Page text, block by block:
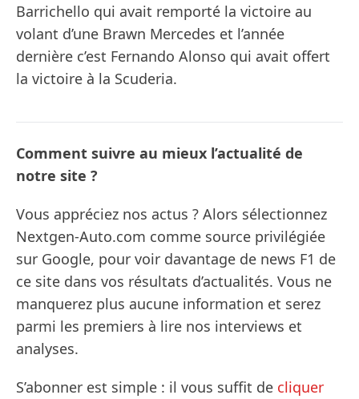
Barrichello qui avait remporté la victoire au
volant d’une Brawn Mercedes et l’année
dernière c’est Fernando Alonso qui avait offert
la victoire à la Scuderia.
Comment suivre au mieux l’actualité de
notre site ?
Vous appréciez nos actus ? Alors sélectionnez
Nextgen-Auto.com comme source privilégiée
sur Google, pour voir davantage de news F1 de
ce site dans vos résultats d’actualités. Vous ne
manquerez plus aucune information et serez
parmi les premiers à lire nos interviews et
analyses.
S’abonner est simple : il vous suffit de cliquer